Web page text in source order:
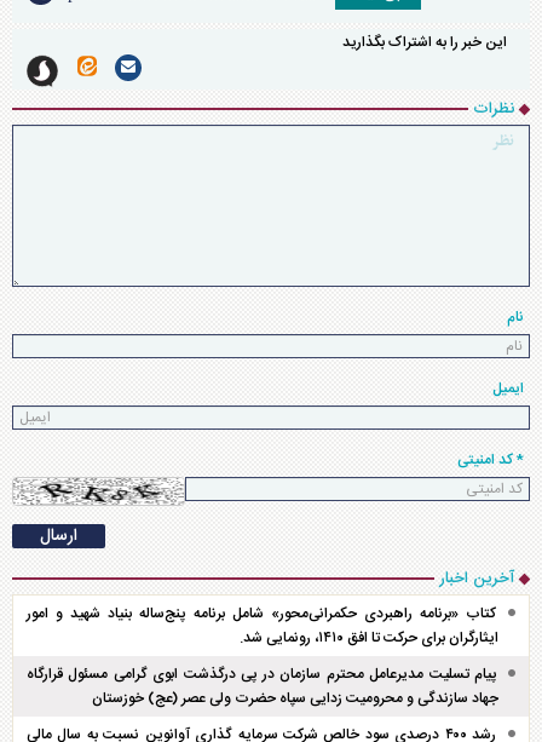
این خبر را به اشتراک بگذارید
نظرات
نام
ایمیل
* کد امنیتی
آخرین اخبار
کتاب «برنامه راهبردی حکمرانی‌محور» شامل برنامه پنج‌ساله بنیاد شهید و امور
ایثارگران برای حرکت تا افق ۱۴۱۰، رونمایی شد.
پیام تسلیت مدیرعامل محترم سازمان در پی درگذشت ابوی گرامی مسئول قرارگاه
جهاد سازندگی و محرومیت زدایی سپاه حضرت ولی عصر (عج) خوزستان
رشد ۴۰۰ درصدی سود خالص شرکت سرمایه گذاری آوانوین نسبت به سال مالی